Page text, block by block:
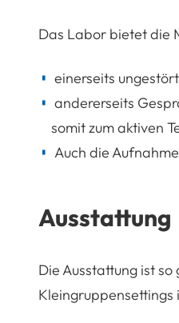
Das Labor bietet die
einerseits
andererseits
somit zum aktiven
Auch die
Ausstattung
Die Ausstattung ist
Kleingruppensettings